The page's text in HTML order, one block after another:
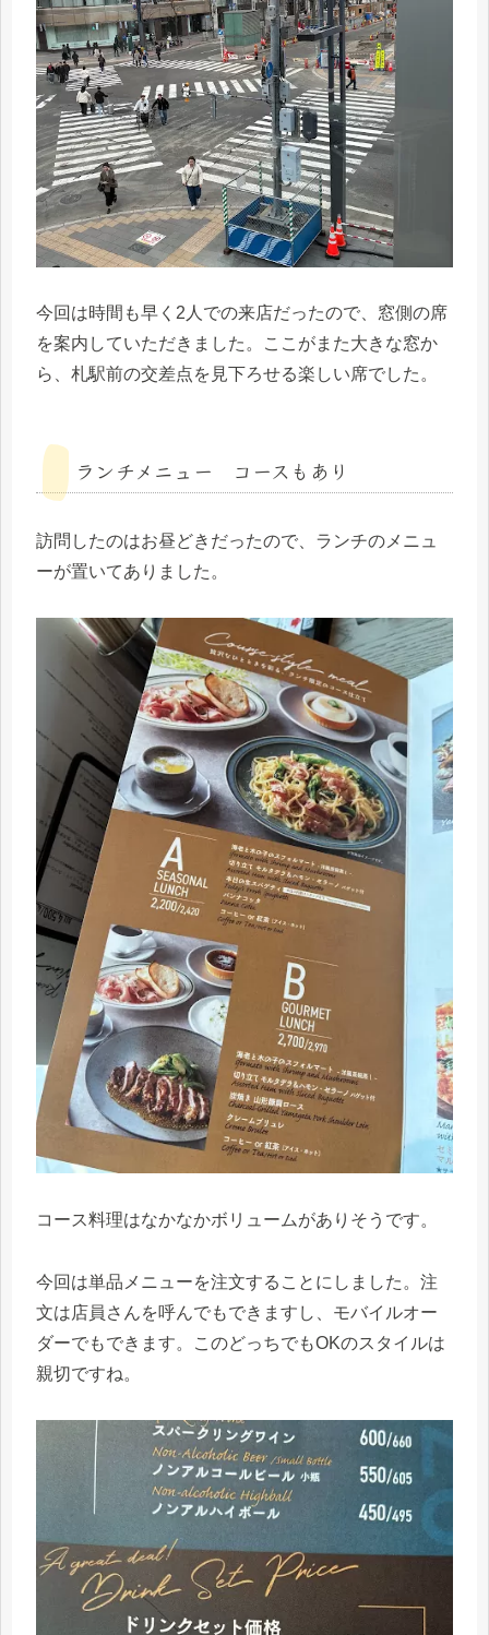
今回は時間も早く2人での来店だったので、窓側の席
を案内していただきました。ここがまた大きな窓か
ら、札駅前の交差点を見下ろせる楽しい席でした。
ランチメニュー コースもあり
訪問したのはお昼どきだったので、ランチのメニュ
ーが置いてありました。
コース料理はなかなかボリュームがありそうです。
今回は単品メニューを注文することにしました。注
文は店員さんを呼んでもできますし、モバイルオー
ダーでもできます。このどっちでもOKのスタイルは
親切ですね。